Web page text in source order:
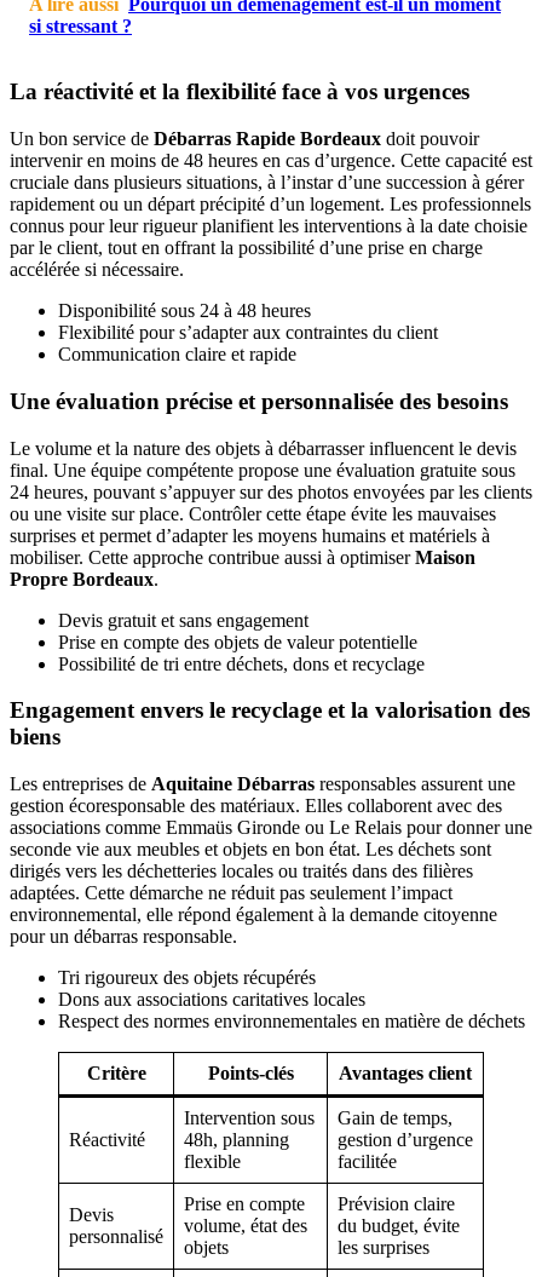
si stressant ?
La réactivité et la flexibilité face à vos urgences
Un bon service de Débarras Rapide Bordeaux doit pouvoir
intervenir en moins de 48 heures en cas d’urgence. Cette capacité est
cruciale dans plusieurs situations, à l’instar d’une succession à gérer
rapidement ou un départ précipité d’un logement. Les professionnels
connus pour leur rigueur planifient les interventions à la date choisie
par le client, tout en offrant la possibilité d’une prise en charge
accélérée si nécessaire.
Disponibilité sous 24 à 48 heures
Flexibilité pour s’adapter aux contraintes du client
Communication claire et rapide
Une évaluation précise et personnalisée des besoins
Le volume et la nature des objets à débarrasser influencent le devis
final. Une équipe compétente propose une évaluation gratuite sous
24 heures, pouvant s’appuyer sur des photos envoyées par les clients
ou une visite sur place. Contrôler cette étape évite les mauvaises
surprises et permet d’adapter les moyens humains et matériels à
mobiliser. Cette approche contribue aussi à optimiserMaison
Propre Bordeaux.
Devis gratuit et sans engagement
Prise en compte des objets de valeur potentielle
Possibilité de tri entre déchets, dons et recyclage
Engagement envers le recyclage et la valorisation des
biens
Les entreprises de Aquitaine Débarras responsables assurent une
gestion écoresponsable des matériaux. Elles collaborent avec des
associations comme Emmaüs Gironde ou Le Relais pour donner une
seconde vie aux meubles et objets en bon état. Les déchets sont
dirigés vers les déchetteries locales ou traités dans des filières
adaptées. Cette démarche ne réduit pas seulement l’impact
environnemental, elle répond également à la demande citoyenne
pour un débarras responsable.
Tri rigoureux des objets récupérés
Dons aux associations caritatives locales
Respect des normes environnementales en matière de déchets
Critère Points-clés Avantages client
Réactivité
Intervention sous
48h, planning
flexible
Gain de temps,
gestion d’urgence
facilitée
Devis
personnalisé
Prise en compte
volume, état des
objets
Prévision claire
du budget, évite
les surprises